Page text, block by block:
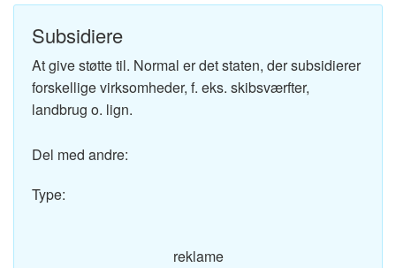
Subsidiere
At give støtte til. Normal er det staten, der subsidierer
forskellige virksomheder, f. eks. skibsværfter,
landbrug o. lign.
Del med andre:
Type:
reklame